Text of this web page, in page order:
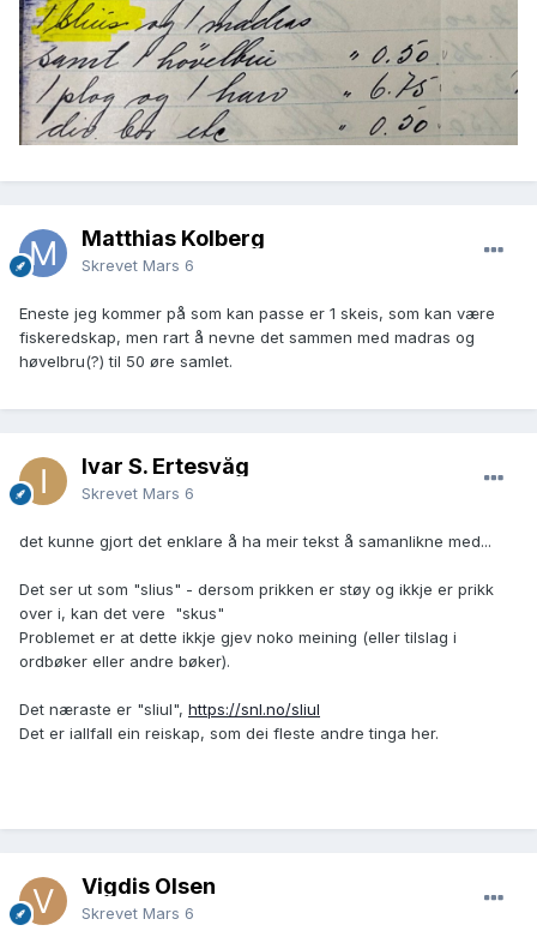
Matthias Kolberg
Skrevet Mars 6
Eneste jeg kommer på som kan passe er 1 skeis, som kan være
fiskeredskap, men rart å nevne det sammen med madras og
høvelbru(?) til 50 øre samlet.
Ivar S. Ertesvåg
Skrevet Mars 6
det kunne gjort det enklare å ha meir tekst å samanlikne med...
Det ser ut som "slius" - dersom prikken er støy og ikkje er prikk
over i, kan det vere "skus"
Problemet er at dette ikkje gjev noko meining (eller tilslag i
ordbøker eller andre bøker).
Det næraste er "sliul", https://snl.no/sliul
Det er iallfall ein reiskap, som dei fleste andre tinga her.
Vigdis Olsen
Skrevet Mars 6